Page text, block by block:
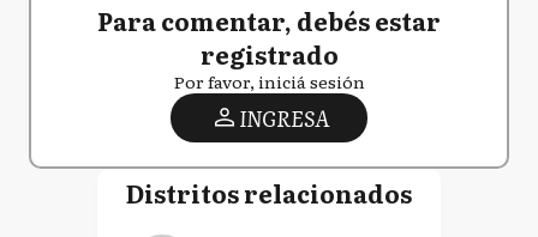
Para comentar, debés estar
registrado
Por favor, iniciá sesión
INGRESA
Distritos relacionados